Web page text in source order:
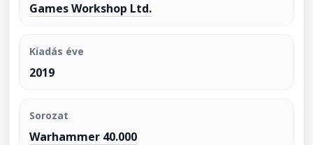
Games Workshop Ltd.
Kiadás éve
2019
Sorozat
Warhammer 40.000